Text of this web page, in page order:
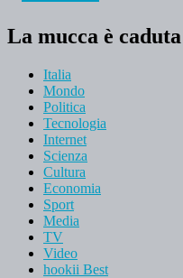
La mucca è
Italia
Mondo
Politica
Tecnologia
Internet
Scienza
Cultura
Economia
Sport
Media
TV
Video
hookii Best